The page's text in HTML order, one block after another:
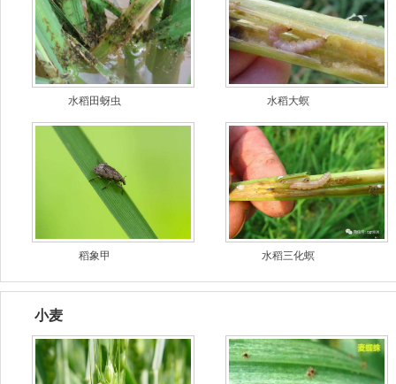
水稻田蚜虫 水稻大螟
稻象甲 水稻三化螟
小麦